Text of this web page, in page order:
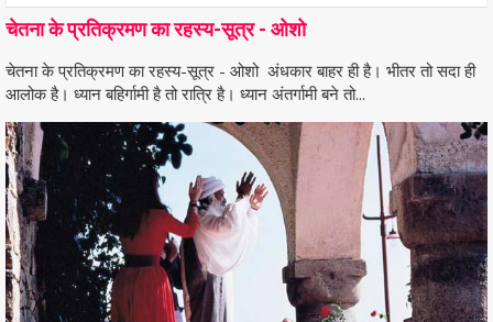
चेतना के प्रतिक्रमण का रहस्य-सूत्र - ओशो
चेतना के प्रतिक्रमण का रहस्य-सूत्र - ओशो अंधकार बाहर ही है। भीतर तो सदा ही
आलोक है। ध्यान बहिर्गामी है तो रात्रि है। ध्यान अंतर्गामी बने तो...